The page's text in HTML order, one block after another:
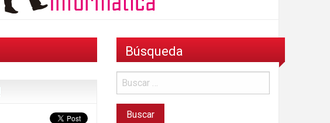
Búsqueda